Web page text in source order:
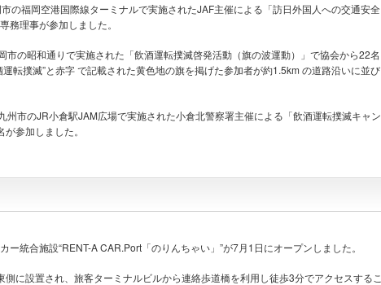
の福岡空港国際線ターミナルで実施されたJAF主催による「訪日外国人への交通安全
務理事が参加しました。
市の昭和通りで実施された「飲酒運転撲滅啓発活動（旗の波運動）」で協会から22名
転撲滅”と赤字 で記載された黄色地の旗を掲げた参加者が約1.5km の道路沿いに並び
州市のJR小倉駅JAM広場で実施された小倉北警察署主催による「飲酒運転撲滅キャン
参加しました。
ー統合施設“RENT-A CAR.Port「のりんちゃい」”が7月1日にオープンしました。
側に設置され、旅客ターミナルビルから連絡歩道橋を利用し徒歩3分でアクセスするこ